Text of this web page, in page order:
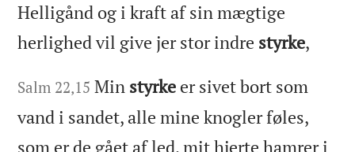
Helligånd og i kraft af sin mægtige
herlighed vil give jer stor indre styrke,
Salm 22,15 Min styrke er sivet bort som
vand i sandet, alle mine knogler føles,
som er de gået af led, mit hjerte hamrer i